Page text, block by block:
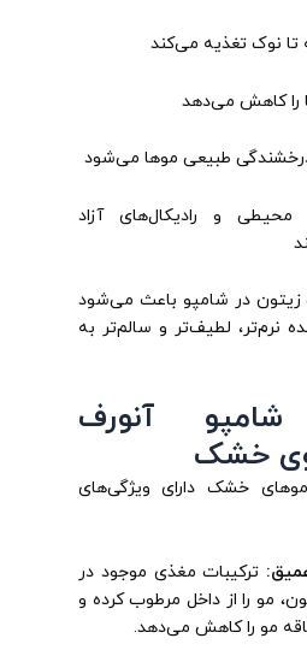
تا نوک تغذیه می‌کند
را کاهش می‌دهد
طبیعی موها می‌شود
و رادیکال‌های آزاد
زیتون در شامپو باعث می‌شود
نرم‌تر، لطیف‌تر و سالم‌تر به
شامپو آنورف
خشک
خشک دارای ویژگی‌های
ترکیبات مغذی موجود در
مو را از داخل مرطوب کرده و
مو را کاهش می‌دهد.